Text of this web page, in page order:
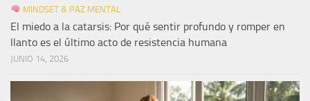
MINDSET & PAZ MENTAL
El miedo a la catarsis: Por qué sentir profundo y romper en
llanto es el último acto de resistencia humana
JUNIO 14, 2026